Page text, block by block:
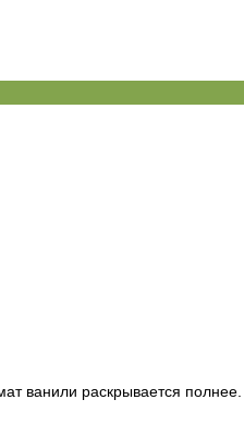
ванили раскрывается полнее.